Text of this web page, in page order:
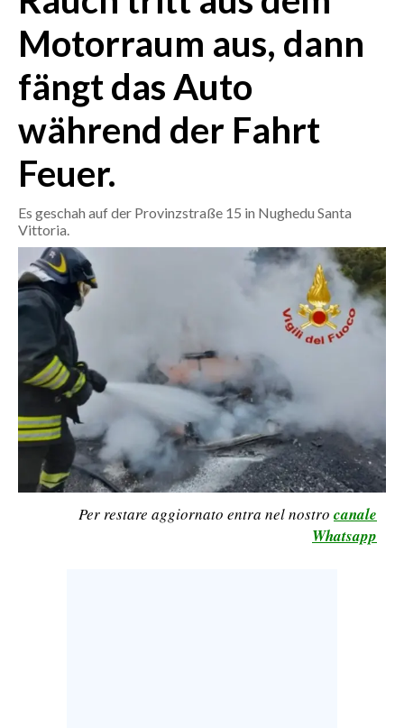
CRONACA
MONDO
POLITICA
ECONOMIA
SERVIZI ALLE IMPRESE
LAVORO
BANDI
SPORT IN SARDEGNA
SPORT
RISULTATI E CLASSIFICHE
CALCIO
CALCIO REGIONALE
BASKET
Motorraum aus, dann
fängt das Auto
während der Fahrt
Feuer.
Es geschah auf der Provinzstraße 15 in Nughedu Santa
Vittoria.
Per restare aggiornato entra nel nostro canale
Whatsapp